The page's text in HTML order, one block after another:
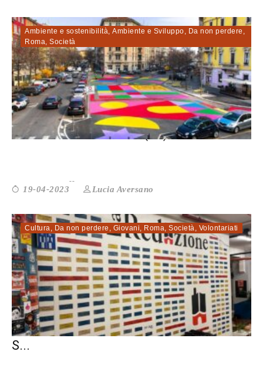
Ambiente e sostenibilità, Ambiente e Sviluppo, Da non perdere ,
Roma, Società
ROMA: UNA MOBILITÀ (IM)POSSIBILE
19-04-2023 Lucia Aversano
Cultura, Da non perdere , Giovani, Roma, Società, Volontariati
ROMA. IL VILLAGGIO DELLA PACE SI FA
S...